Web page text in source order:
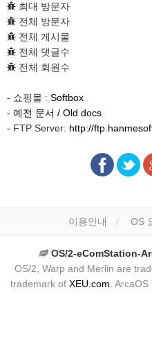
최대 방문자
전체 방문자
전체 게시물
전체 댓글수
전체 회원수
- 쇼핑몰 : Softbox
- 예전 문서 / Old docs
- FTP Server: http://
이용안내 OS
OS/2-eComStation-
OS/2, Warp and Merlin are
trademark of XEU.com .